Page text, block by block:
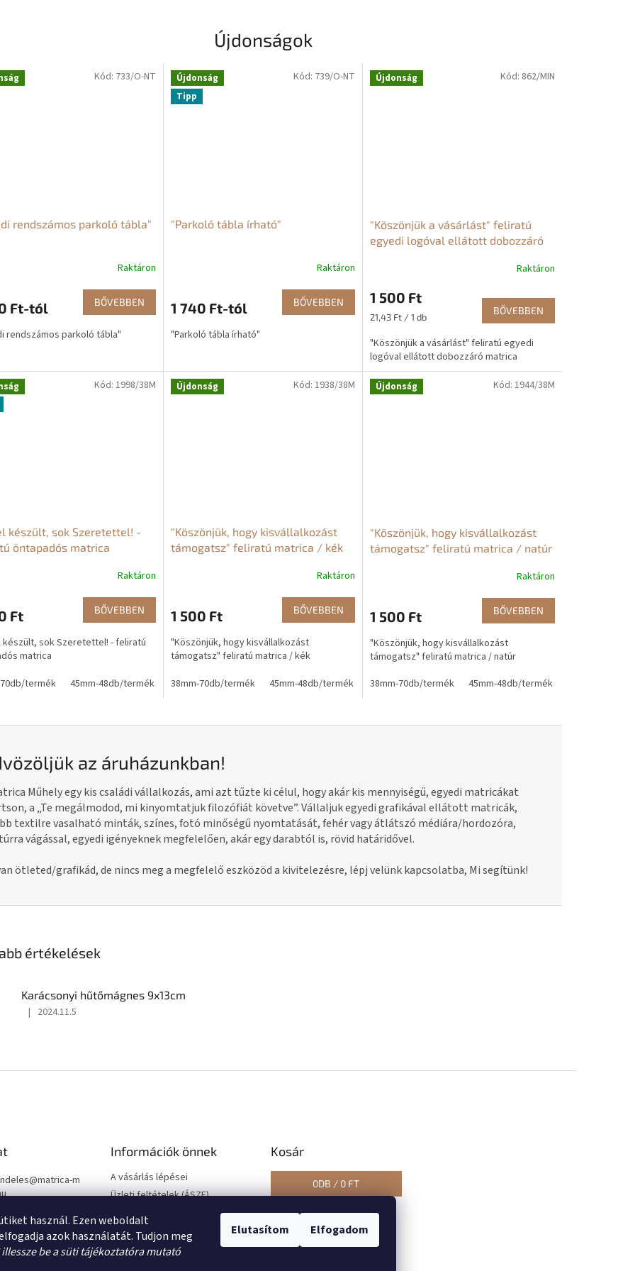
használ. Ezen weboldalt
azok használatát. Tudjon meg
illessze be a süti tájékoztatóra mutató
Elutasítom Elfogadom
Újdonságok
rendszámos parkoló tábla"
Raktáron
Ft-tól BŐVEBBEN
rendszámos parkoló tábla"
Kód: 733/O-NT
Újdonság
Tipp
"Parkoló tábla írható"
Raktáron
1 740 Ft-tól BŐVEBBEN
"Parkoló tábla írható"
Kód: 739/O-NT Újdonság
"Köszönjük a vásárlást" feliratú
egyedi logóval ellátott dobozzáró
Raktáron
1 500 Ft
Egységár:
21,43 Ft / 1 db
BŐVEBBEN
"Köszönjük a vásárlást" feliratú egyedi
logóval ellátott dobozzáró matrica
Kód: 862/MIN
készült, sok Szeretettel! -
öntapadós matrica
Raktáron
Ft BŐVEBBEN
készült, sok Szeretettel! - feliratú
matrica
termék
45mm-48db/termék
Kód: 1998/38M Újdonság
"Köszönjük, hogy kisvállalkozást
támogatsz" feliratú matrica / kék
Raktáron
1 500 Ft BŐVEBBEN
"Köszönjük, hogy kisvállalkozást
támogatsz" feliratú matrica / kék
38mm-70db/termék
45mm-48db/termék
Kód: 1938/38M Újdonság
"Köszönjük, hogy kisvállalkozást
támogatsz" feliratú matrica / natúr
Raktáron
1 500 Ft BŐVEBBEN
"Köszönjük, hogy kisvállalkozást
támogatsz" feliratú matrica / natúr
38mm-70db/termék
45mm-48db/termék
Kód: 1944/38M
az áruházunkban!
Műhely egy kis családi vállalkozás, ami azt tűzte ki célul, hogy akár kis mennyiségű, egyedi matricákat
a „Te megálmodod, mi kinyomtatjuk filozófiát követve”. Vállaljuk egyedi grafikával ellátott matricák,
textilre vasalható minták, színes, fotó minőségű nyomtatását, fehér vagy átlátszó médiára/hordozóra,
vágással, egyedi igényeknek megfelelően, akár egy darabtól is, rövid határidővel.
ötleted/grafikád, de nincs meg a megfelelőeszközöd a kivitelezésre, lépj velünk kapcsolatba, Mi segítünk!
értékelések
Karácsonyi hűtőmágnes 9x13cm
ből
| 2024.11.5
@matrica-m
Információk önnek
A vásárlás lépései
Üzleti feltételek (ÁSZF)
Rendelésem - elállás
Kosár
0DB / 0 FT